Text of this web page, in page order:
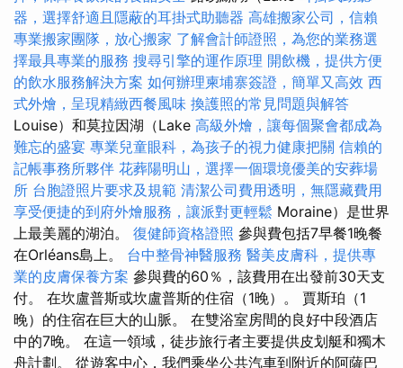
器，選擇舒適且隱蔽的耳掛式助聽器 高雄搬家公司，信賴
專業搬家團隊，放心搬家 了解會計師證照，為您的業務選
擇最具專業的服務 搜尋引擎的運作原理 開飲機，提供方便
的飲水服務解決方案 如何辦理柬埔寨簽證，簡單又高效 西
式外燴，呈現精緻西餐風味 換護照的常見問題與解答
Louise）和莫拉因湖（Lake 高級外燴，讓每個聚會都成為
難忘的盛宴 專業兒童眼科，為孩子的視力健康把關 信賴的
記帳事務所夥伴 花葬陽明山，選擇一個環境優美的安葬場
所 台胞證照片要求及規範 清潔公司費用透明，無隱藏費用
享受便捷的到府外燴服務，讓派對更輕鬆 Moraine）是世界
上最美麗的湖泊。 復健師資格證照 參與費包括7早餐1晚餐
在Orléans島上。 台中整骨神醫服務 醫美皮膚科，提供專
業的皮膚保養方案 參與費的60％，該費用在出發前30天支
付。 在坎盧普斯或坎盧普斯的住宿（1晚）。 賈斯珀（1
晚）的住宿在巨大的山脈。 在雙浴室房間的良好中段酒店
中的7晚。 在這一領域，徒步旅行者主要提供皮划艇和獨木
舟計劃。 從遊客中心，我們乘坐公共汽車到附近的阿薩巴